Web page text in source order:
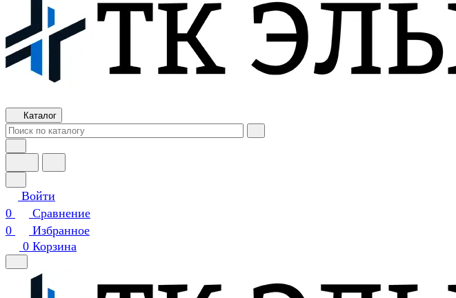
Каталог
Войти
0
Сравнение
0
Избранное
0 Корзина